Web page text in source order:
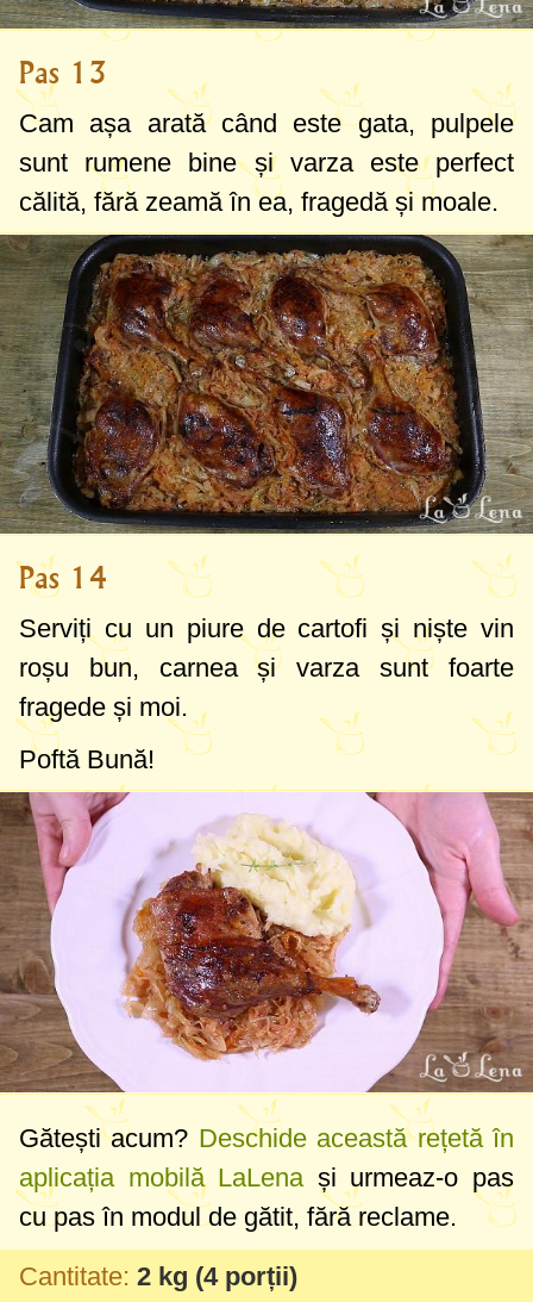
Pas 13
Cam așa arată când este gata, pulpele
sunt rumene bine și varza este perfect
călită, fără zeamă în ea, fragedă și moale.
Pas 14
Serviți cu un piure de cartofi și niște vin
roșu bun, carnea și varza sunt foarte
fragede și moi.
Poftă Bună!
Gătești acum? Deschide această rețetă în
aplicația mobilă LaLena și urmeaz-o pas
cu pas în modul de gătit, fără reclame.
Cantitate: 2 kg (4 porții)